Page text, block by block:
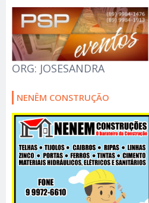
ORG: JOSESANDRA
NENÊM CONSTRUÇÃO